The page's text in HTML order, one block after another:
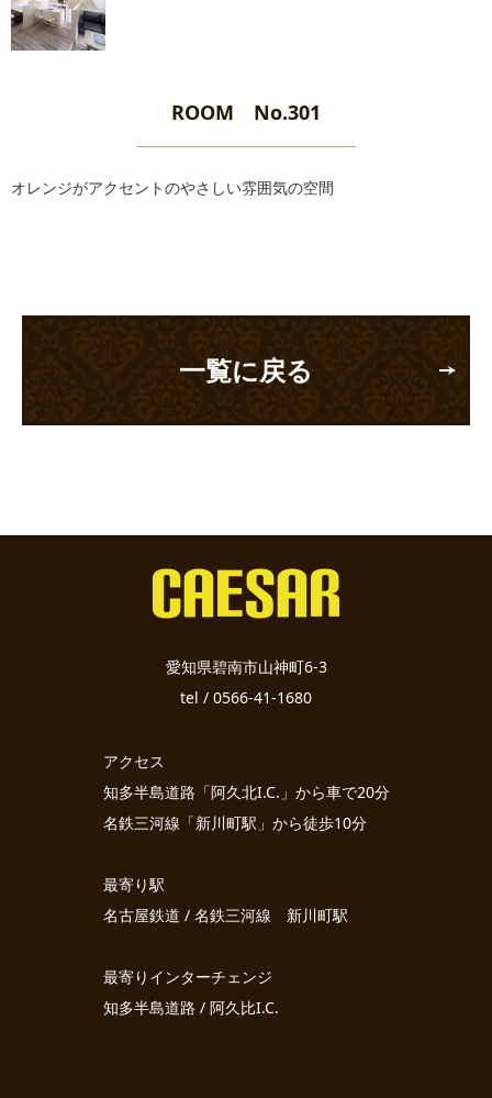
ROOM No.301
オレンジがアクセントのやさしい雰囲気の空間
一覧に戻る
愛知県碧南市山神町6-3
tel / 0566-41-1680
アクセス
知多半島道路「阿久北I.C.」から車で20分
名鉄三河線「新川町駅」から徒歩10分
最寄り駅
名古屋鉄道 / 名鉄三河線 新川町駅
最寄りインターチェンジ
知多半島道路 / 阿久比I.C.